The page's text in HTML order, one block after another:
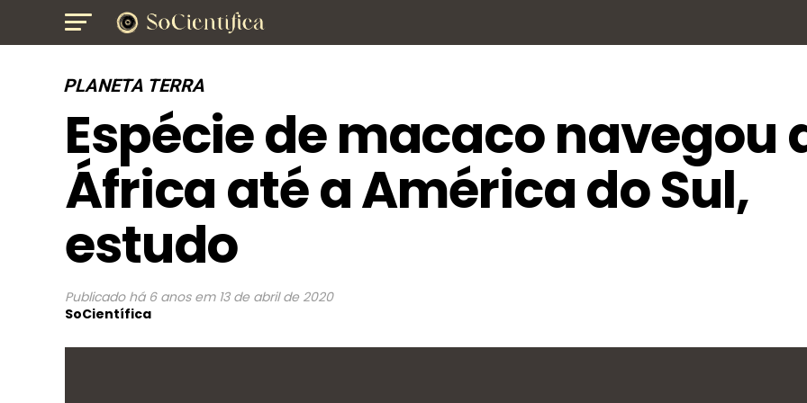
PLANETA TERRA
Espécie de macaco navegou
África até a América do Sul,
estudo
Publicado há 6 anos em 13 de abril de 2020
SoCientífica